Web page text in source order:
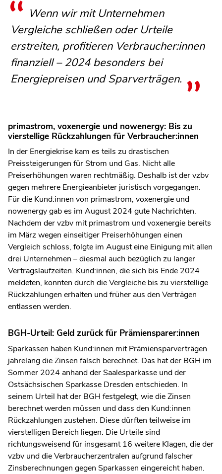
Wenn wir mit Unternehmen
Vergleiche schließen oder Urteile
erstreiten, profitieren Verbraucher:innen
finanziell – 2024 besonders bei
Energiepreisen und Sparverträgen.
primastrom, voxenergie und nowenergy: Bis zu
vierstellige Rückzahlungen für Verbraucher:innen
In der Energiekrise kam es teils zu drastischen
Preissteigerungen für Strom und Gas. Nicht alle
Preiserhöhungen waren rechtmäßig. Deshalb ist der vzbv
gegen mehrere Energieanbieter juristisch vorgegangen.
Für die Kund:innen von primastrom, voxenergie und
nowenergy gab es im August 2024 gute Nachrichten.
Nachdem der vzbv mit primastrom und voxenergie bereits
im März wegen einseitiger Preiserhöhungen einen
Vergleich schloss, folgte im August eine Einigung mit allen
drei Unternehmen – diesmal auch bezüglich zu langer
Vertragslaufzeiten. Kund:innen, die sich bis Ende 2024
meldeten, konnten durch die Vergleiche bis zu vierstellige
Rückzahlungen erhalten und früher aus den Verträgen
entlassen werden.
BGH-Urteil: Geld zurück für Prämiensparer:innen
Sparkassen haben Kund:innen mit Prämiensparverträgen
jahrelang die Zinsen falsch berechnet. Das hat der BGH im
Sommer 2024 anhand der Saalesparkasse und der
Ostsächsischen Sparkasse Dresden entschieden. In
seinem Urteil hat der BGH festgelegt, wie die Zinsen
berechnet werden müssen und dass den Kund:innen
Rückzahlungen zustehen. Diese dürften teilweise im
vierstelligen Bereich liegen. Die Urteile sind
richtungsweisend für insgesamt 16 weitere Klagen, die der
vzbv und die Verbraucherzentralen aufgrund falscher
Zinsberechnungen gegen Sparkassen eingereicht haben.